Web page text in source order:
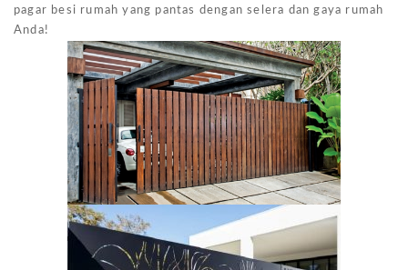
pagar besi rumah yang pantas dengan selera dan gaya rumah
Anda!